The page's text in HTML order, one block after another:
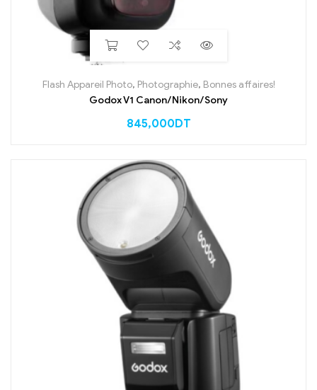
Flash Appareil Photo, Photographie, Bonnes affaires!
Godox V1 Canon/Nikon/Sony
845,000DT